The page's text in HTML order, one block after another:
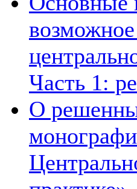
Часть 1:
О